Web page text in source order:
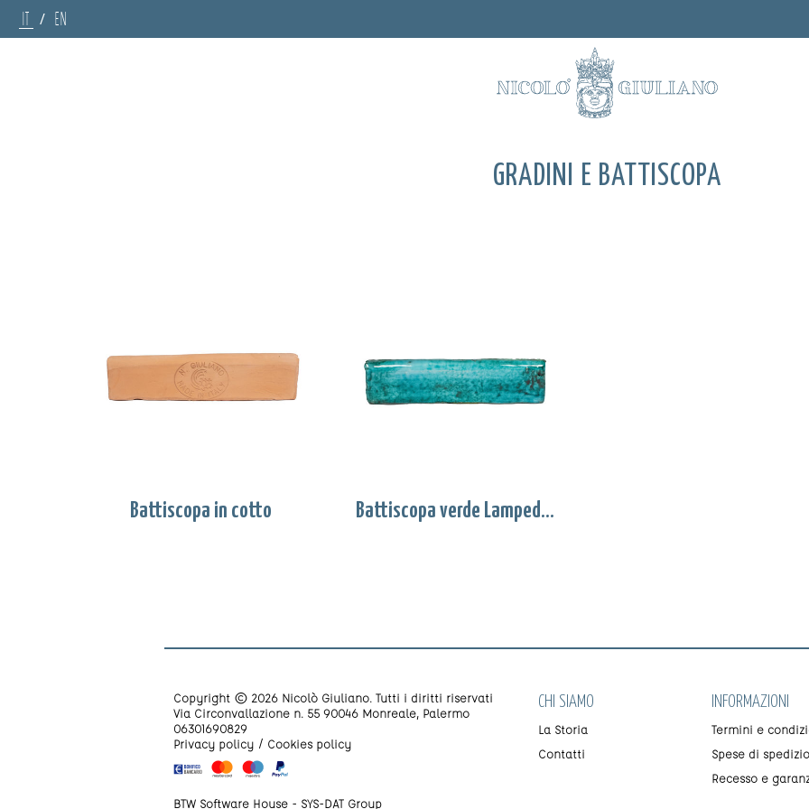
IT / EN
GRADINI E BATTISCOPA
Battiscopa in cotto Battiscopa verde Lampedusa
Copyright © 2026 Nicolò Giuliano. Tutti i diritti riservati
Via Circonvallazione n. 55 90046 Monreale, Palermo
06301690829
Privacy policy
Cookies policy
BTW Software House - SYS-DAT Group
CHI SIAMO
La Storia
Contatti
INFORMAZIONI
Termini e
Spese di
Recesso e